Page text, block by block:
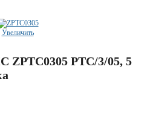
Увеличить
ZPTC0305 PTC/3/05, 5